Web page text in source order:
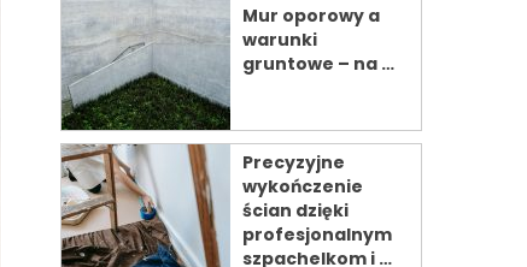
Mur oporowy a
warunki
gruntowe – na …
Precyzyjne
wykończenie
ścian dzięki
profesjonalnym
szpachelkom i …